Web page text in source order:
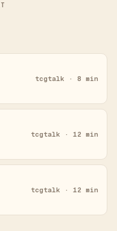
tcgtalk · 8 min
tcgtalk · 12 min
tcgtalk · 12 min